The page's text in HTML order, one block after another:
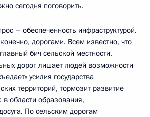
сегодня поговорить.
– обеспеченность инфраструктурой.
дорогами. Всем известно, что
бич сельской местности.
дорог лишает людей возможности
усилия государства
территорий, тормозит развитие
области образования,
По сельским дорогам